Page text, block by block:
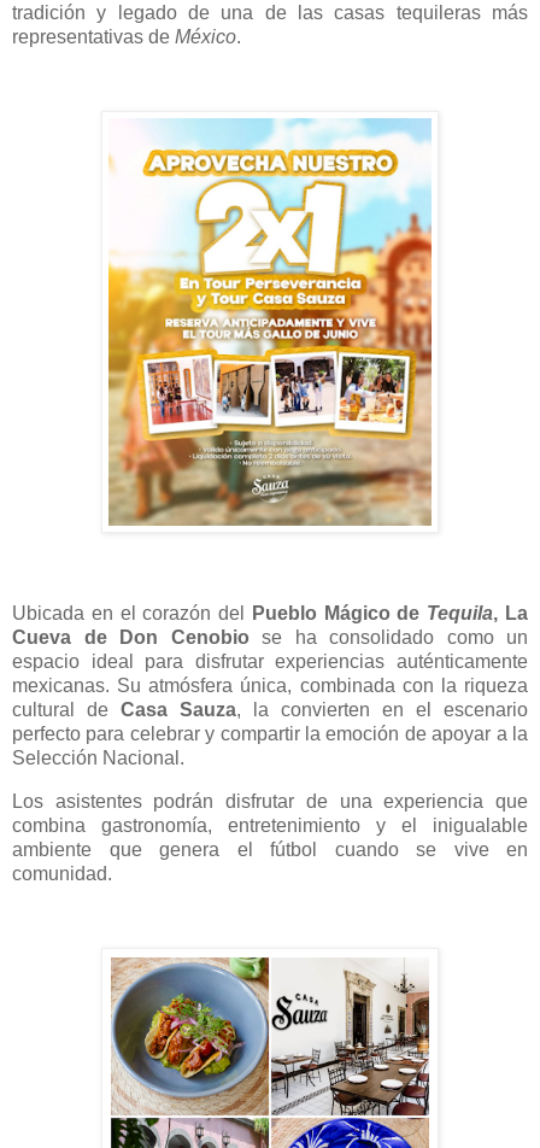
tradición y legado de una de las casas tequileras más
representativas de México.
Ubicada en el corazón del Pueblo Mágico de Tequila, La
Cueva de Don Cenobio se ha consolidado como un
espacio ideal para disfrutar experiencias auténticamente
mexicanas. Su atmósfera única, combinada con la riqueza
cultural de Casa Sauza, la convierten en el escenario
perfecto para celebrar y compartir la emoción de apoyar a la
Selección Nacional.
Los asistentes podrán disfrutar de una experiencia que
combina gastronomía, entretenimiento y el inigualable
ambiente que genera el fútbol cuando se vive en
comunidad.